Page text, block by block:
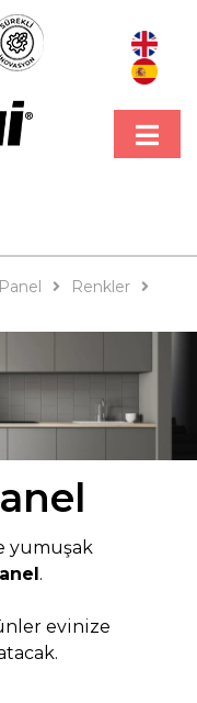
Renkler
yumuşak
.
evinize